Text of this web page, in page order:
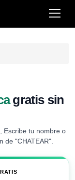
gratis sin
Escribe tu nombre o
de "CHATEAR".